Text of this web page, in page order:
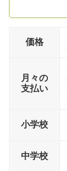
価格
月々の
支払い
小学校
中学校